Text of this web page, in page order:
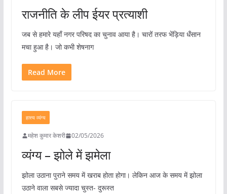
राजनीति के लीप ईयर प्रत्याशी
जब से हमारे यहाँ नगर परिषद का चुनाव आया है। चारों तरफ भेंड़िया धँसान
मचा हुआ है। जो कभी शेषनाग
Read More
हास्य व्यंग्य
महेश कुमार केशरी 02/05/2026
व्यंग्य – झोले में झमेला
झोला उठाना पुराने समय में खराब होता होगा। लेकिन आज के समय में झोला
उठाने वाला सबसे ज्यादा चुस्त- दुरूस्त